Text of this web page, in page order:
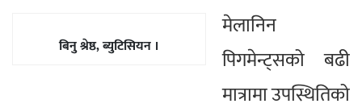
बिनु श्रेष्ठ, ब्युटिसियन ।
मेलानिन
पिगमेन्ट्सको बढी
मात्रामा उपस्थितिको